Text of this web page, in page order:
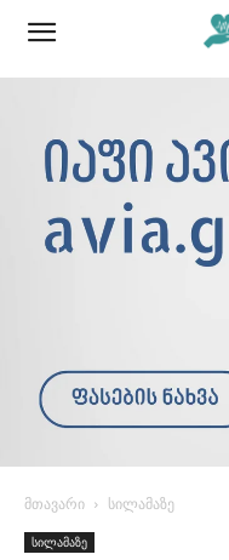
მთავარი სილამაზე
სილამაზე